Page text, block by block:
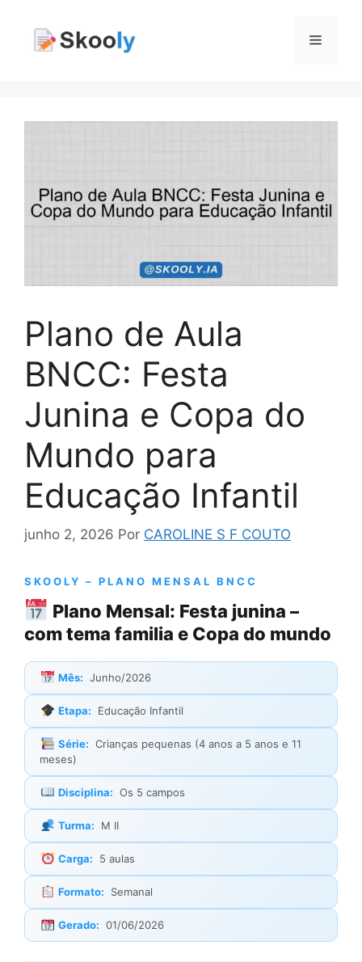
Menu
Plano de Aula
BNCC: Festa
Junina e Copa do
Mundo para
Educação Infantil
junho 2, 2026 Por CAROLINE S F COUTO
SKOOLY – PLANO MENSAL BNCC
Plano Mensal: Festa junina –
com tema familia e Copa do mundo
Mês: Junho/2026
Etapa: Educação Infantil
Série: Crianças pequenas (4 anos a 5 anos e 11
meses)
Disciplina: Os 5 campos
Turma: M II
Carga: 5 aulas
Formato: Semanal
Gerado: 01/06/2026